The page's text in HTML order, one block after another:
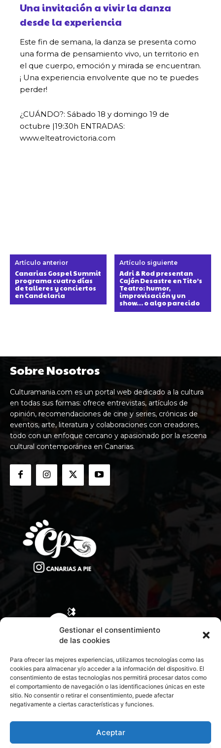
Gestionar el consentimiento
de las cookies
Para ofrecer las mejores experiencias, utilizamos tecnologías como las
cookies para almacenar y/o acceder a la información del dispositivo. El
consentimiento de estas tecnologías nos permitirá procesar datos como
el comportamiento de navegación o las identificaciones únicas en este
sitio. No consentir o retirar el consentimiento, puede afectar
negativamente a ciertas características y funciones.
Aceptar
Una invitación a vivir la danza
desde la experiencia
Este fin de semana, la danza se presenta como
una forma de pensamiento vivo, un territorio en
el que cuerpo, emoción y mirada se encuentran.
¡ Una experiencia envolvente que no te puedes
perder!
¿CUÁNDO?: Sábado 18 y domingo 19 de
octubre |19:30h ENTRADAS:
www.elteatrovictoria.com
Artículo anterior
Canarias Gospel Summit
programa cuatro días
de talleres y conciertos
en Candelaria
Artículo siguiente
Adri & Rod presentan
Cajón Desastre en Tito’s
Teatro: humor,
improvisación y un
show… o algo parecido
Sobre Nosotros
Culturamania.com es un portal web dedicado a la cultura
en todas sus formas: ofrece entrevistas, artículos de
opinión, recomendaciones de cine y series, crónicas de
eventos, arte, literatura y colaboraciones con creadores,
todo con un enfoque cercano y apasionado por la escena
cultural contemporánea en Canarias.
CONTACTA CON NOSOTROS